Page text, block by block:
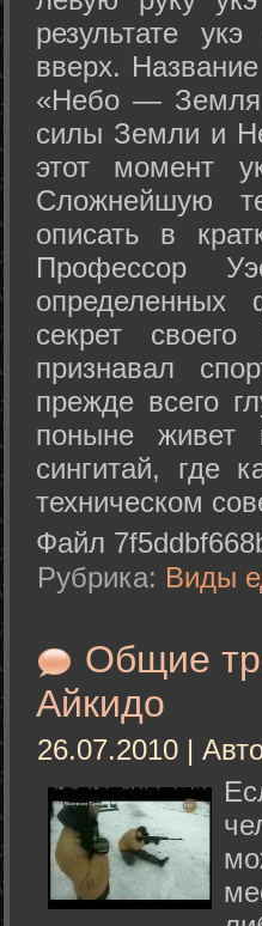
результате
вверх.
«Небо — Земля
силы Земли и
этот момент
Сложнейшую
описать в
Профессор
определенных
секрет
признавал
прежде всего
поныне живет
сингитай, где
техническом
Файл
Рубрика: Виды
Общие
Айкидо
26.07.2010 |